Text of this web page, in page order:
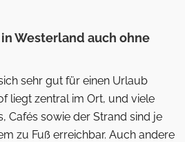
Westerland auch ohne
sehr gut für einen Urlaub
liegt zentral im Ort, und viele
Cafés sowie der Strand sind je
zu Fuß erreichbar. Auch andere